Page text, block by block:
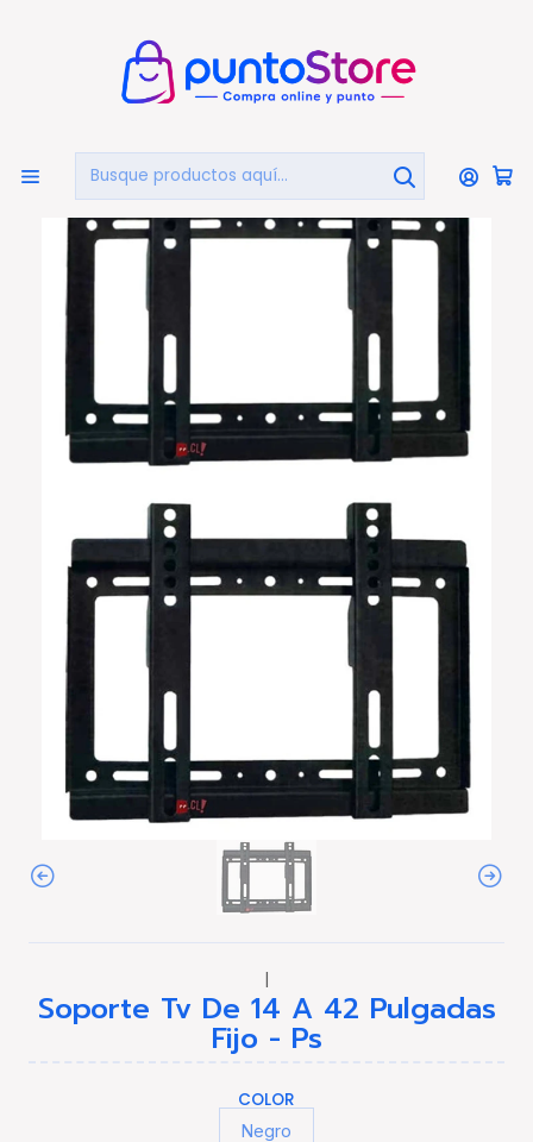
Inicio TELEVISIÓN Soportes Tv
Soporte Tv De 14 A 42 Pulgadas Fijo - Ps
|
Soporte Tv De 14 A 42 Pulgadas
Fijo - Ps
COLOR
Negro